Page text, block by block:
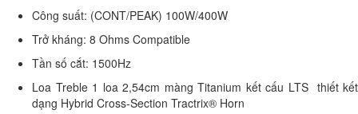
Công suất: (CONT/PEAK) 100W/400W
Trở kháng: 8 Ohms Compatible
Tần số cắt: 1500Hz
Loa Treble 1 loa 2,54cm màng Titanium kết cấu LTS thiết kết
dạng Hybrid Cross-Section Tractrix® Horn